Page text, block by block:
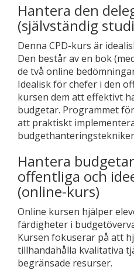
Hantera den
(självständig
Denna CPD-kurs är
Den består av en bok
de två online
Idealisk för chefer i den
kursen dem att effektivt
budgetar. Programmet
att praktiskt
Hantera
offentliga och
(online-kurs)
Online kursen hjälper
färdigheter i
Kursen fokuserar på att
tillhandahålla kvalitativa
begränsade resurser.